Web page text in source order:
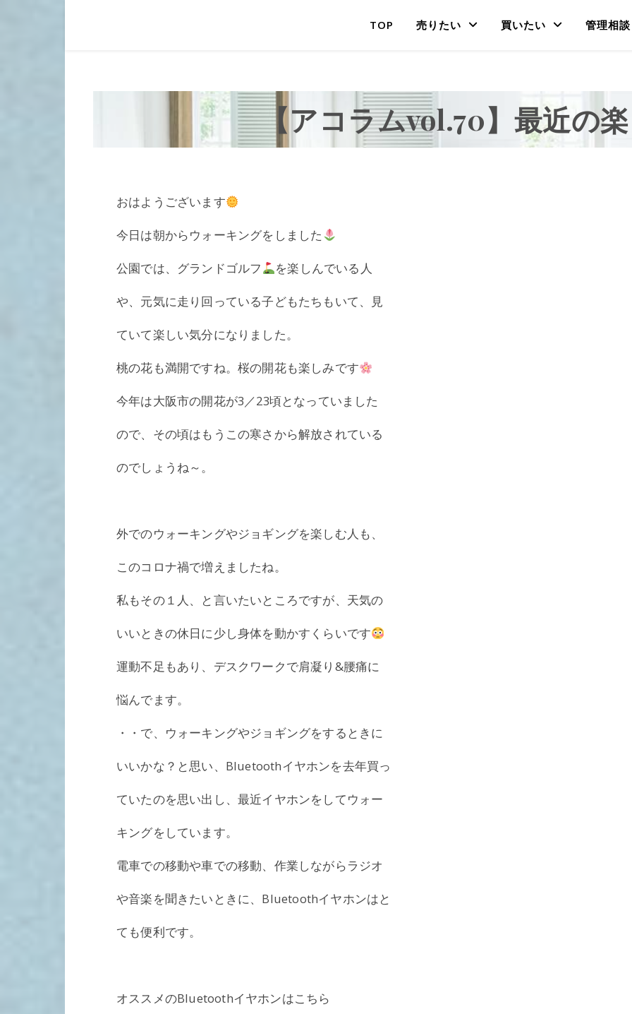
TOP 売りたい 買いたい 管理相談
【アコラムvol.70】最近の
おはようございます
今日は朝からウォーキングをしました
公園では、グランドゴルフ を楽しんでいる人
や、元気に走り回っている子どもたちもいて、見
ていて楽しい気分になりました。
桃の花も満開ですね。桜の開花も楽しみです
今年は大阪市の開花が3／23頃となっていました
ので、その頃はもうこの寒さから解放されている
のでしょうね～。
外でのウォーキングやジョギングを楽しむ人も、
このコロナ禍で増えましたね。
私もその１人、と言いたいところですが、天気の
いいときの休日に少し身体を動かすくらいです
運動不足もあり、デスクワークで肩凝り&腰痛に
悩んでます。
・・で、ウォーキングやジョギングをするときに
いいかな？と思い、Bluetoothイヤホンを去年買っ
ていたのを思い出し、最近イヤホンをしてウォー
キングをしています。
電車での移動や車での移動、作業しながらラジオ
や音楽を聞きたいときに、Bluetoothイヤホンはと
ても便利です。
オススメのBluetoothイヤホンはこちら